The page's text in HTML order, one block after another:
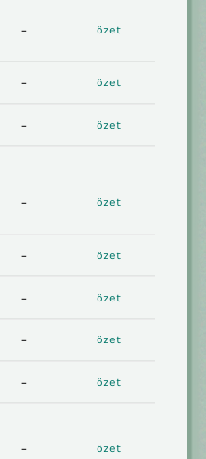
- özet
- özet
- özet
- özet
- özet
- özet
- özet
- özet
- özet